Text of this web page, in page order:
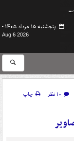
پنجشنبه ۱۵ مرداد ۱۴۰۵ -
Aug 6 2026
۱۰ نظر
چاپ